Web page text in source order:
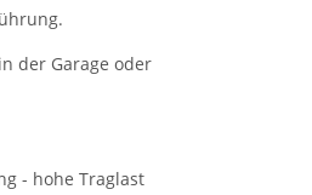
der Garage oder
- hohe Traglast